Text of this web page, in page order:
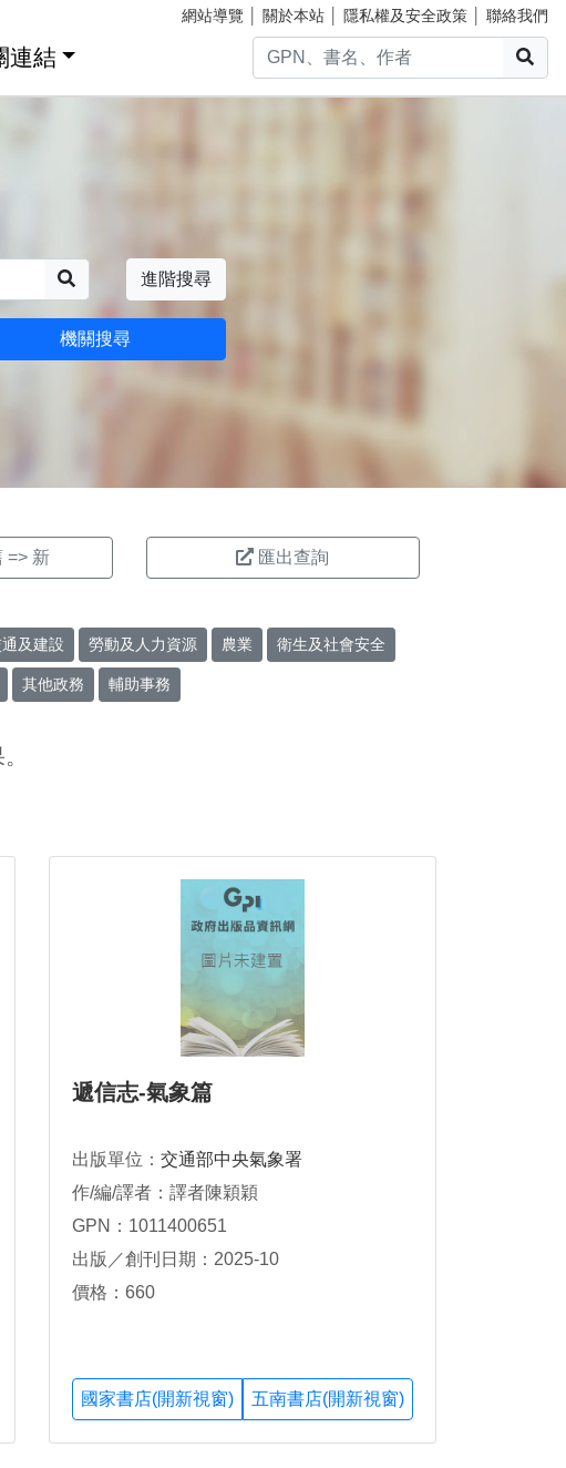
網站導覽 關於本站 隱私權及安全政策 聯絡我們
連結
進階搜尋
機關搜尋
=> 新 匯出查詢
及建設 勞動及人力資源 農業 衛生及社會安全
其他政務 輔助事務
遞信志-氣象篇
出版單位： 交通部中央氣象署
作/編/譯者：譯者陳穎穎
GPN：1011400651
出版／創刊日期：2025-10
價格：660
國家書店(開新視窗) 五南書店(開新視窗)